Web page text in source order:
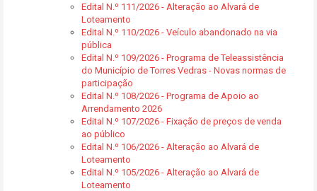
Edital N.º 111/2026 - Alteração ao Alvará de
Loteamento
Edital N.º 110/2026 - Veículo abandonado na via
pública
Edital N.º 109/2026 - Programa de Teleassistência
do Município de Torres Vedras - Novas normas de
participação
Edital N.º 108/2026 - Programa de Apoio ao
Arrendamento 2026
Edital N.º 107/2026 - Fixação de preços de venda
ao público
Edital N.º 106/2026 - Alteração ao Alvará de
Loteamento
Edital N.º 105/2026 - Alteração ao Alvará de
Loteamento